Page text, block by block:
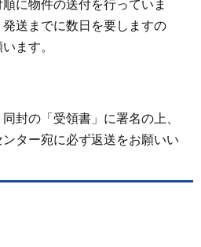
に物件の送付を行っていま
送までに数日を要しますの
ます。
封の「受領書」に署名の上、
ター宛に必ず返送をお願いい